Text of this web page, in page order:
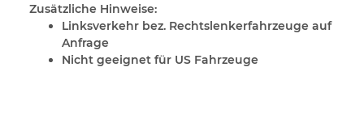
Zusätzliche Hinweise:
Linksverkehr bez. Rechtslenkerfahrzeuge auf
Anfrage
Nicht geeignet für US Fahrzeuge